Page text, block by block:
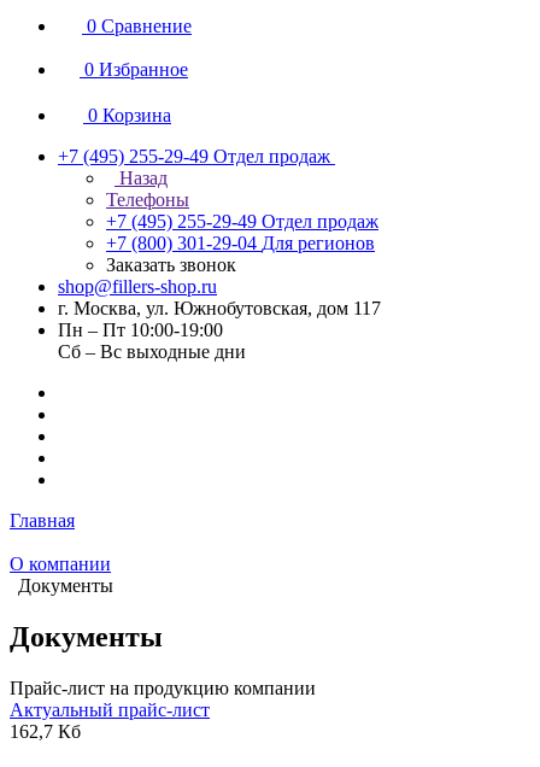
0 Сравнение
0 Избранное
0 Корзина
+7 (495) 255-29-49 Отдел продаж
Назад
Телефоны
+7 (495) 255-29-49 Отдел продаж
+7 (800) 301-29-04 Для регионов
Заказать звонок
shop@fillers-shop.ru
г. Москва, ул. Южнобутовская, дом 117
Пн – Пт 10:00-19:00
Сб – Вс выходные дни
Главная
О компании
Документы
Документы
Прайс-лист на продукцию компании
Актуальный прайс-лист
162,7 Кб